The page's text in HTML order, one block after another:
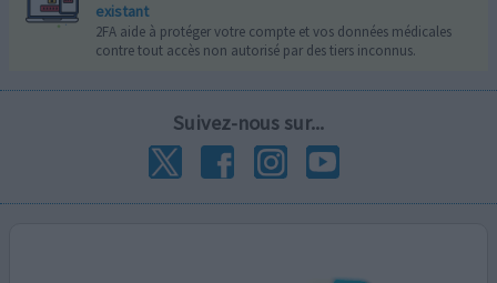
existant
2FA aide à protéger votre compte et vos données médicales
contre tout accès non autorisé par des tiers inconnus.
Suivez-nous sur...